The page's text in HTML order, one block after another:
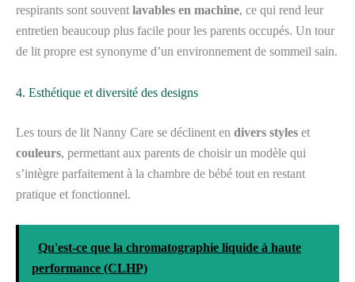
respirants sont souvent lavables en machine, ce qui rend leur
entretien beaucoup plus facile pour les parents occupés. Un tour
de lit propre est synonyme d’un environnement de sommeil sain.
4. Esthétique et diversité des designs
Les tours de lit Nanny Care se déclinent en divers styles et
couleurs, permettant aux parents de choisir un modèle qui
s’intègre parfaitement à la chambre de bébé tout en restant
pratique et fonctionnel.
Qu'est-ce que la chromatographie liquide à haute
performance (CLHP)